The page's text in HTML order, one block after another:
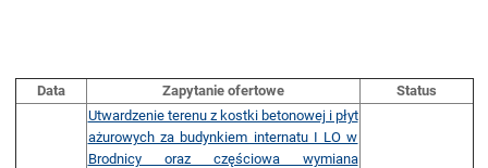
Data Zapytanie ofertowe Status
Utwardzenie terenu z kostki betonowej i płyt
ażurowych za budynkiem internatu I LO w
Brodnicy oraz częściowa wymiana